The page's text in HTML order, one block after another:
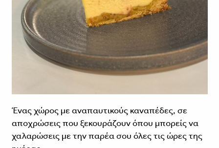
Ένας χώρος με αναπαυτικούς καναπέδες, σε
αποχρώσεις που ξεκουράζουν όπου μπορείς να
χαλαρώσεις με την παρέα σου όλες τις ώρες της